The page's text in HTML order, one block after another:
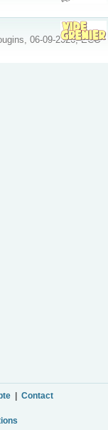
06-09-2026, ECO
| Contact